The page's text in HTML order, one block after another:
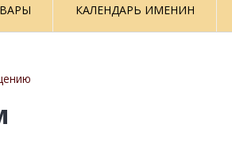
КАЛЕНДАРЬ ИМЕНИН